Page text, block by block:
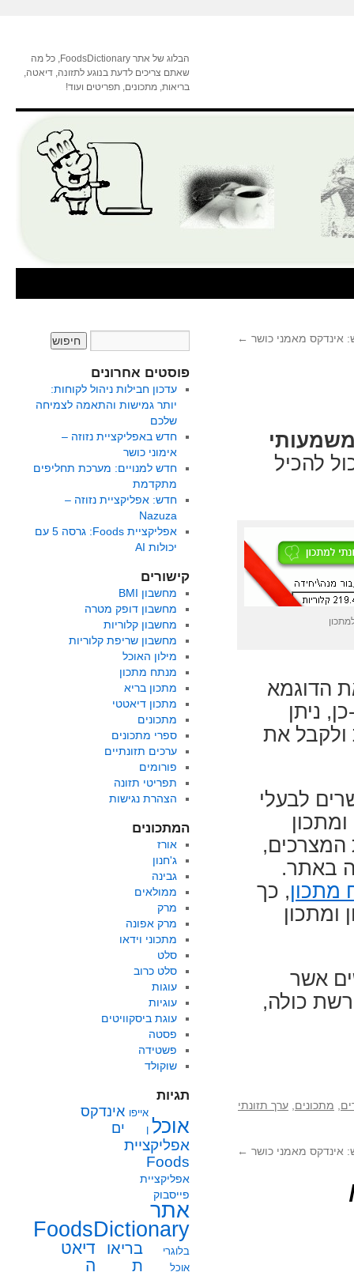
הבלוג של אתר FoodsDictionary, כל מה
שאתם צריכים לדעת בנוגע לתזונה, דיאטה,
בריאות, מתכונים, תפריטים ועוד!
אינדקס מאמני כושר ←
משמעותי
להכיל
הדוגמא
ניתן
את
לבעלי
המצרכים,
באתר.
מתכון, כך
ומתכון
אשר
כולה,
מתכונים ערך תזונתי
אינדקס מאמני כושר ←
פוסטים אחרונים
עדכון חבילות ניהול לקוחות:
יותר גמישות והתאמה לצמיחה
שלכם
חדש באפליקציית נזוזה –
אימוני כושר
חדש למנויים: מערכת תחליפים
מתקדמת
חדש: אפליקציית נזוזה –
Nazuza
אפליקציית Foods: גרסה 5 עם
יכולות AI
קישורים
מחשבון BMI
מחשבון דופק מטרה
מחשבון קלוריות
מחשבון שריפת קלוריות
מילון האוכל
מנתח מתכון
מתכון בריא
מתכון דיאטטי
מתכונים
ספרי מתכונים
ערכים תזונתיים
פורומים
תפריטי תזונה
הצהרת נגישות
המתכונים
אורז
ג'חנון
גבינה
ממולאים
מרק
מרק אפונה
מתכוני וידאו
סלט
סלט כרוב
עוגות
עוגיות
עוגת ביסקוויטים
פסטה
פשטידה
שוקולד
תגיות
אוכל
אייפו
ן
אינדקס
ים
אפליקציית
Foods
אפליקציית
פייסבוק
אתר
FoodsDictionary
בלוגרי
אוכל
בריאו
ת
דיאט
ה